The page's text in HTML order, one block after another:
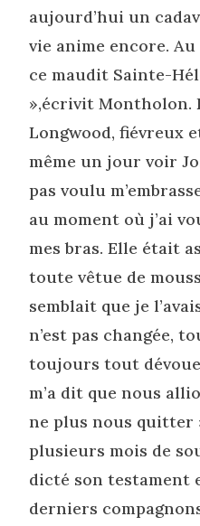
aujourd’hui un
vie anime encore.
ce maudit Sainte-
»,écrivit Montholon.
Longwood, fiévreux
même un jour voir
pas voulu
au moment où j’ai
mes bras. Elle était
toute vêtue de
semblait que je
n’est pas changée,
toujours tout
m’a dit que nous
ne plus nous quitter
plusieurs mois de
dicté son testament
derniers